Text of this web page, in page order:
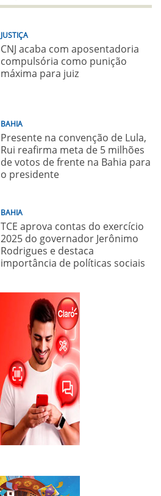
JUSTIÇA
CNJ acaba com aposentadoria
compulsória como punição
máxima para juiz
BAHIA
Presente na convenção de Lula,
Rui reafirma meta de 5 milhões
de votos de frente na Bahia para
o presidente
BAHIA
TCE aprova contas do exercício
2025 do governador Jerônimo
Rodrigues e destaca
importância de políticas sociais